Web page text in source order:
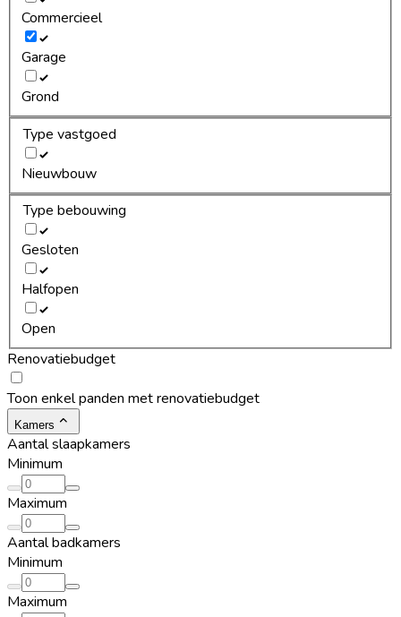
Commercieel
Garage
Grond
Type vastgoed
Nieuwbouw
Type bebouwing
Gesloten
Halfopen
Open
Renovatiebudget
Toon enkel panden met renovatiebudget
Kamers
Aantal slaapkamers
Minimum
Maximum
Aantal badkamers
Minimum
Maximum